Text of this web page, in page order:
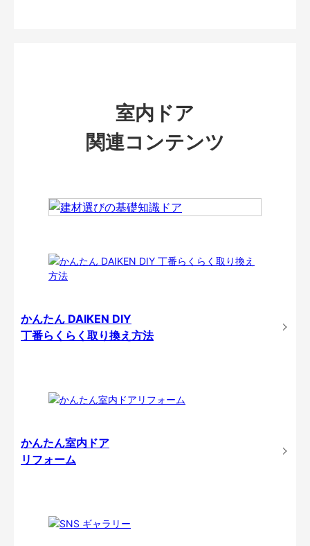
室内ドア
関連コンテンツ
かんたん DAIKEN DIY
丁番らくらく取り換え方法
かんたん室内ドア
リフォーム